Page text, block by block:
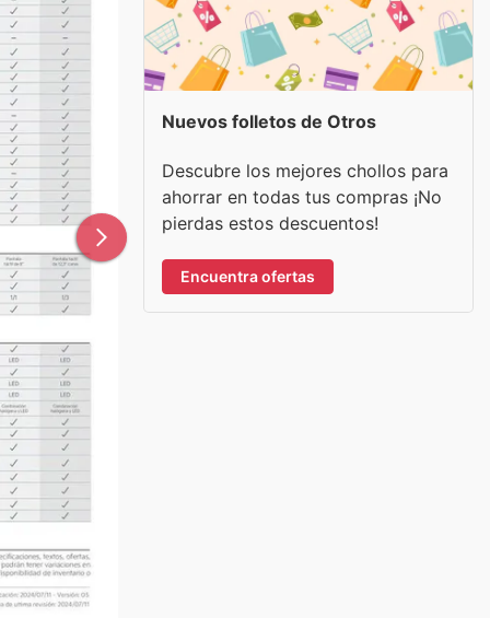
Nuevos folletos de Otros
Descubre los mejores chollos para
ahorrar en todas tus compras ¡No
pierdas estos descuentos!
Encuentra ofertas